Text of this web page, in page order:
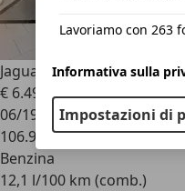
Jaguar XJ3.2 Executive
€ 6.497
06/1998
106.948 km
Benzina
12,1 l/100 km (comb.)
Lavoriamo con 263
Informativa sulla
Impostazioni di